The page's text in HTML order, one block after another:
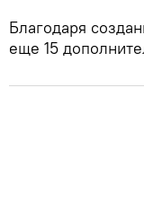
Благодаря
еще 15